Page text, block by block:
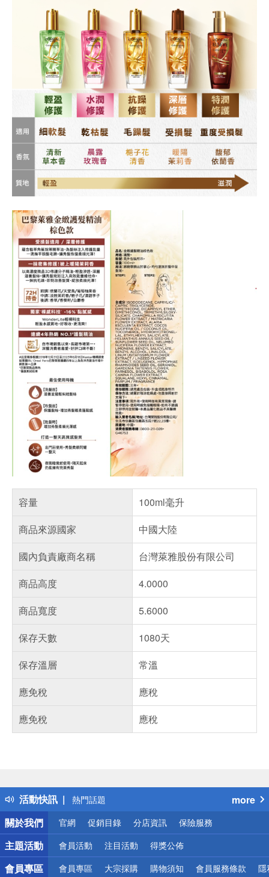
容量
100ml毫升
商品來源國家
中國大陸
國內負責廠商名稱
台灣萊雅股份有限公司
商品高度
4.0000
商品寬度
5.6000
保存天數
1080天
保存溫層
常溫
應免稅
應稅
應免稅
應稅
活動快訊
得獎公告
熱門話題
銀行優惠
偏遠地區配送
詐騙網頁！請小心！
more
關於我們
官網 促銷目錄 分店資訊 保險服務
主題活動 會員活動 注目活動 得獎公佈
會員專區 會員專區 大宗採購 購物須知 會員服務條款 隱